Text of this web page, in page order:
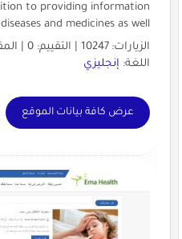
to providing information
and medicines as well.
الزيارات: 10247 | التقييم: 0 | المقيّمين: 0 | الدولة:
اللغة: إنجليزي
عرض كافة بيانات الموقع